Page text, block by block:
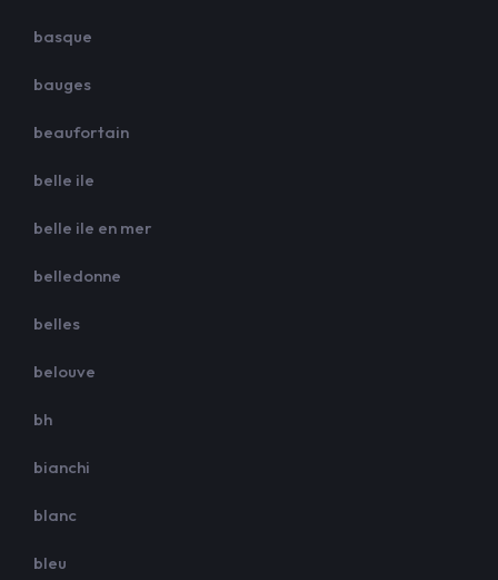
basque
bauges
beaufortain
belle ile
belle ile en mer
belledonne
belles
belouve
bh
bianchi
blanc
bleu